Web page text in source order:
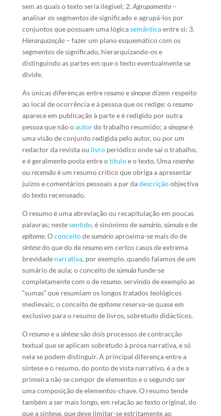
sem as quais o texto seria ilegível; 2. Agrupamento–
analisar os segmentos de significado e agrupá-los por
conjuntos que possuam uma lógicasemânticaentre si; 3.
Hierarquização– fazer um plano esquemático com os
segmentos de significado, hierarquizando-os e
distinguindo as partes em que o texto eventualmente se
divide.
As únicas diferenças entreresumoesinopsedizem respeito
ao local de ocorrência e à pessoa que os redige: oresumo
aparece em publicação à parte e é redigido por outra
pessoa que não oautordo trabalho resumido; asinopseé
uma visão de conjunto redigida pelo autor, ou por um
redactor da revista ou livroperiódico onde sai o trabalho,
e é geralmente posta entre otítuloe o texto. Umaresenha
ou recensãoé um resumo crítico que obriga a apresentar
juízos e comentários pessoais a par dadescriçãoobjectiva
do texto recenseado.
O resumo é uma abreviação ou recapitulação em poucas
palavras; nestesentido, é sinónimo desumário, súmulae de
epítome. Oconceitodesumárioaproxima-se mais do de
síntesedo que do deresumoem certos casos de extrema
brevidade narrativa, por exemplo, quando falamos de um
sumário de aula; o conceito desúmulafunde-se
completamente com o deresumo, servindo de exemplo as
“sumas” que resumiam os longos tratados teológicos
medievais; o conceito deepítomereserva-se quase em
exclusivo para o resumo de livros, sobretudo didácticos.
Oresumoe asíntesesão dois processos de contracção
textual que se aplicam sobretudo à prosa narrativa, e só
nela se podem distinguir. A principal diferença entre a
síntese e o resumo, do ponto de vista narrativo, é a de a
primeira não se compor de elementos e o segundo ser
uma composição de elementos-chave. O resumo tende
também a ser mais longo, em relação ao texto original, do
que a síntese, que deve limitar-se estritamente ao